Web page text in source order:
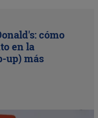
cómo
en la
up) más